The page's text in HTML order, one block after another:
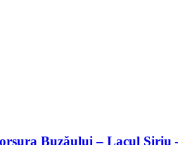
Buzăului – Lacul Siriu